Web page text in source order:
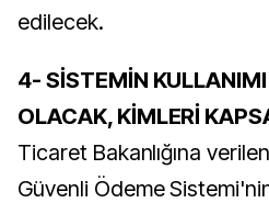
edilecek.
4- SİSTEMİN
OLACAK, KİMLERİ
Ticaret Bakanlığına
Güvenli Ödeme